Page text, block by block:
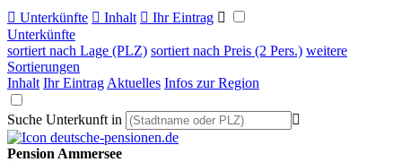
 Unterkünfte  Inhalt  Ihr Eintrag 
Unterkünfte
sortiert nach Lage (PLZ) sortiert nach Preis (2 Pers.) weitere
Sortierungen
Inhalt Ihr Eintrag Aktuelles Infos zur Region
Suche Unterkunft in 
Pension Ammersee